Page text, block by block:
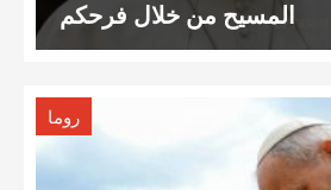
المسيح من خلال فرحكم
روما